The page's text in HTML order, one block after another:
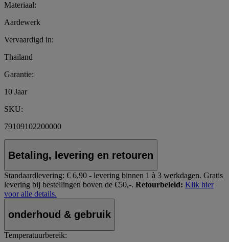
Materiaal:
Aardewerk
Vervaardigd in:
Thailand
Garantie:
10 Jaar
SKU:
79109102200000
Betaling, levering en retouren
Standaardlevering: € 6,90 - levering binnen 1 à 3 werkdagen. Gratis
levering bij bestellingen boven de €50,-. Retourbeleid: Klik hier
voor alle details.
onderhoud & gebruik
Temperatuurbereik: